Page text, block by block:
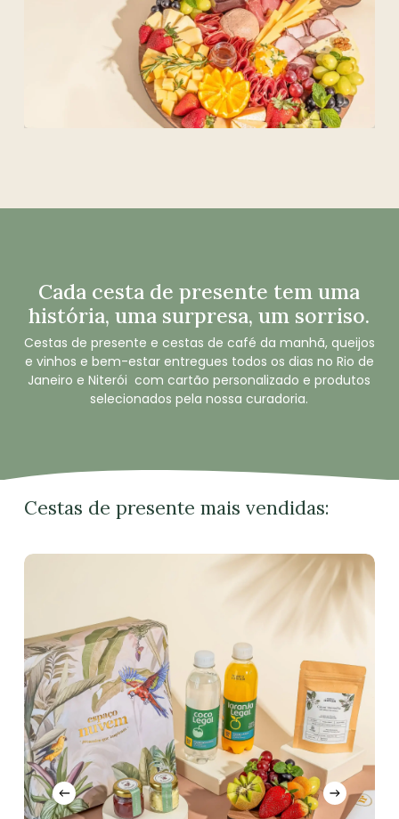
Cada cesta de presente tem uma
história, uma surpresa, um sorriso.
Cestas de presente e cestas de café da manhã, queijos
e vinhos e bem-estar entregues todos os dias no Rio de
Janeiro e Niterói com cartão personalizado e produtos
selecionados pela nossa curadoria.
Cestas de presente mais vendidas: